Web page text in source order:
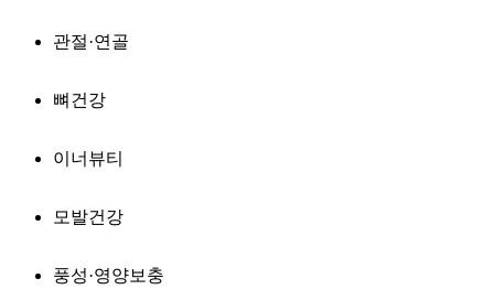
관절·연골
뼈건강
이너뷰티
모발건강
풍성·영양보충